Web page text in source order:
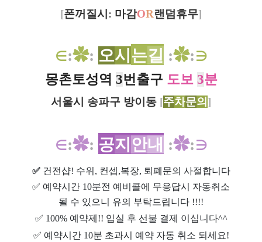
[폰꺼질시 : 마감OR랜덤휴무]
∈:✿: 오시 는길 :✿:∋
몽촌토성역 3번출구 도보 3분
서 울시 송파구 방이동 [주차문의 ]
∈:✿: 공지 안내 :✿:∋
✅ 건전샵! 수위, 컨셉,복장, 퇴폐문의 사절합니다
✅ 예약시간 10분전 예비콜에 무응답시 자동취소
될 수 있으니 유의 부탁드립니다 !!!!
✅ 100% 예약제!! 입실 후 선불 결제 이십니다^^
✅ 예약시간 10분 초과시 예약 자동 취소 되세요!